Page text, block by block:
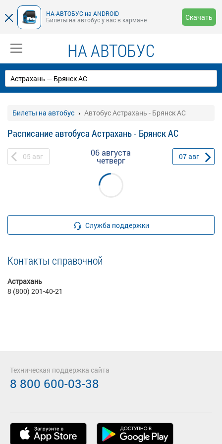
НА-АВТОБУС на ANDROID
Билеты на автобус у вас в кармане
Скачать
НА АВТОБУС
Билеты на автобус Автобус Астрахань - Брянск АС
Расписание автобуса Астрахань - Брянск АС
05 авг 06 августа
четверг 07авг
Служба поддержки
Контакты справочной
Астрахань
8 (800) 201-40-21
Техническая поддержка сайта
8 800 600-03-38